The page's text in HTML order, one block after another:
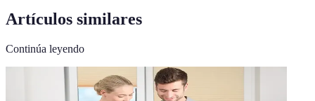
Artículos similares
Continúa leyendo